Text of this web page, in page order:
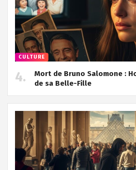
CULTURE
Mort de Bruno Salomone :
de sa Belle-Fille